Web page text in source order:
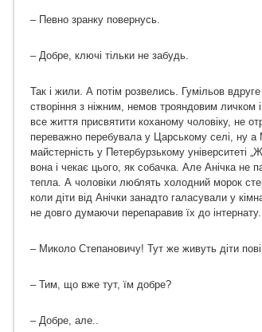
– Певно зранку повернусь.
– Добре, ключі тільки не забудь.
Так і жили. А потім розвелись. Гумільов
створіння з ніжним, немов трояндовим личком
все життя присвятити коханому чоловіку, не
переважно перебувала у Царському селі, ну
майстерність у Петербурзькому університеті
вона і чекає цього, як собачка. Але Анічка не
тепла. А чоловіки люблять холодний морок
коли діти від Анічки занадто галасували у
не довго думаючи перепаравив їх до
– Миколо Степановичу! Тут же живуть діти
– Тим, що вже тут, їм добре?
– Добре, але..